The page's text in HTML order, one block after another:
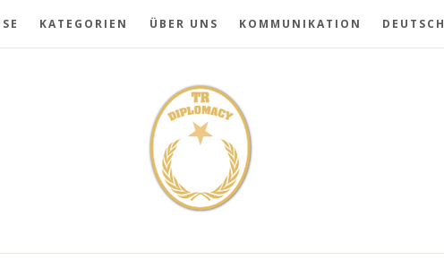
KATEGORIEN ÜBER UNS KOMMUNIKATION DEUTSCH